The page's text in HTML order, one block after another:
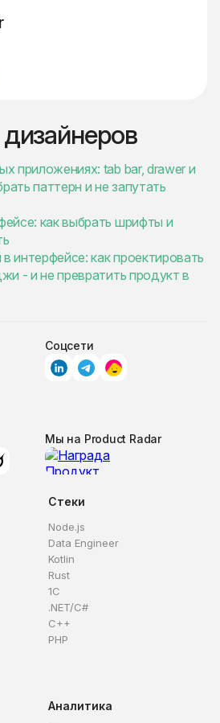
приложениях: tab bar, drawer и
паттерн и не запутать
как выбрать шрифты и
интерфейсе: как проектировать
- и не превратить продукт в
Соцсети
Мы на Product Radar
Стеки
Node.js
Data Engineer
Kotlin
Rust
1C
.NET/C#
C++
PHP
Аналитика